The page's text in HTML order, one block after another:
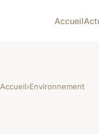
Accueil
Accueil›Environnement